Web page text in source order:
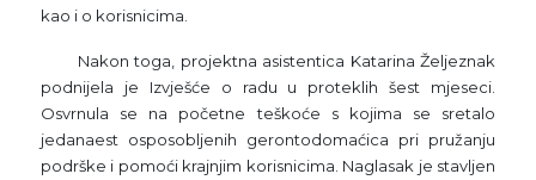
kao i o korisnicima.
Nakon toga, projektna asistentica Katarina Željeznak
podnijela je Izvješće o radu u proteklih šest mjeseci.
Osvrnula se na početne teškoće s kojima se sretalo
jedanaest osposobljenih gerontodomaćica pri pružanju
podrške i pomoći krajnjim korisnicima. Naglasak je stavljen